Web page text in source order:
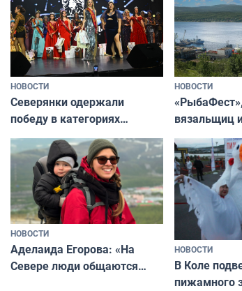
НОВОСТИ
Северянки одержали
победу в категориях
всероссийского конкурса
«Мисс и Миссис Великая
Русь»
НОВОСТИ
вязальщиц
мурманчан
НОВОСТИ
Аделаида Егорова: «На
Севере люди общаются
НОВОСТИ
В Коле
пижамного